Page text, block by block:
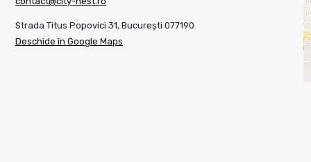
Strada Titus Popovici 31, București 077190
Deschide în Google Maps